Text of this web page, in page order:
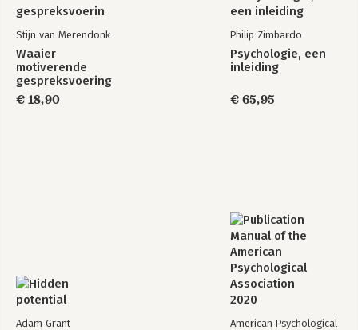
Stijn van Merendonk
Waaier
motiverende
gespreksvoering
€ 18,90
Philip Zimbardo
Psychologie, een
inleiding
€ 65,95
Adam Grant
American Psychological